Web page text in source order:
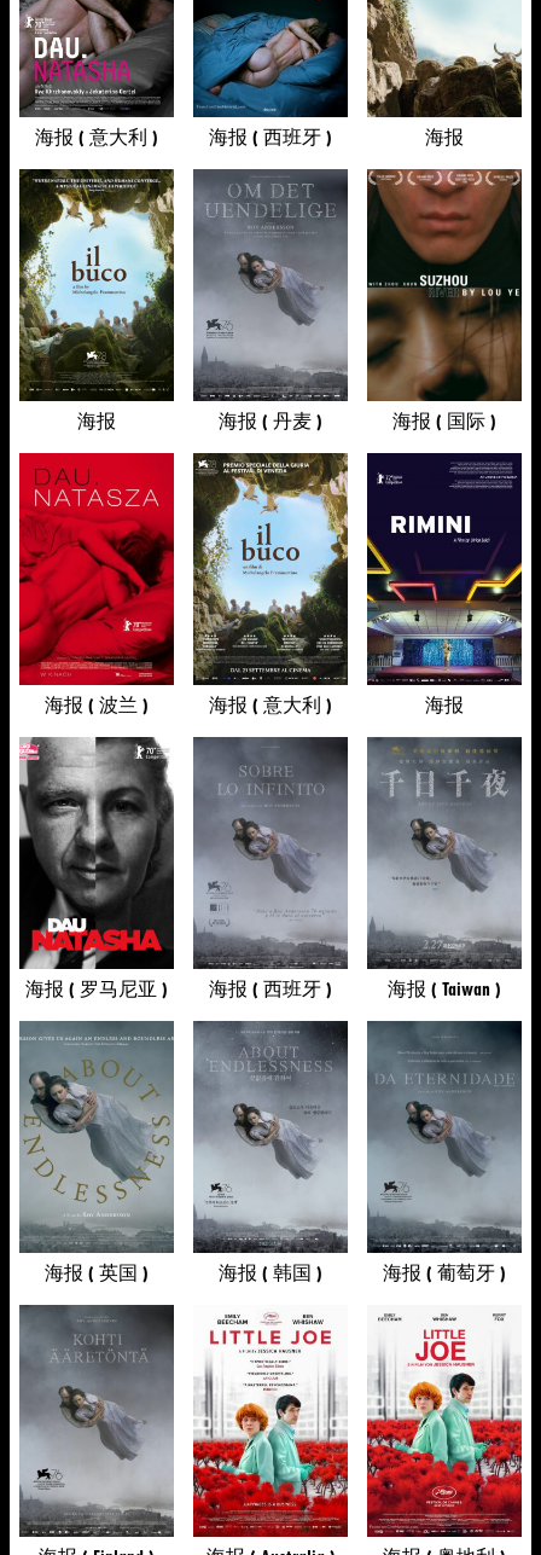
海报 ( 意大利 ) 海报 ( 西班牙 ) 海报
海报 海报 ( 丹麦 ) 海报 ( 国际 )
海报 ( 波兰 ) 海报 ( 意大利 ) 海报
海报 ( 罗马尼亚 ) 海报 ( 西班牙 ) 海报 ( Taiwan )
海报 ( 英国 ) 海报 ( 韩国 ) 海报 ( 葡萄牙 )